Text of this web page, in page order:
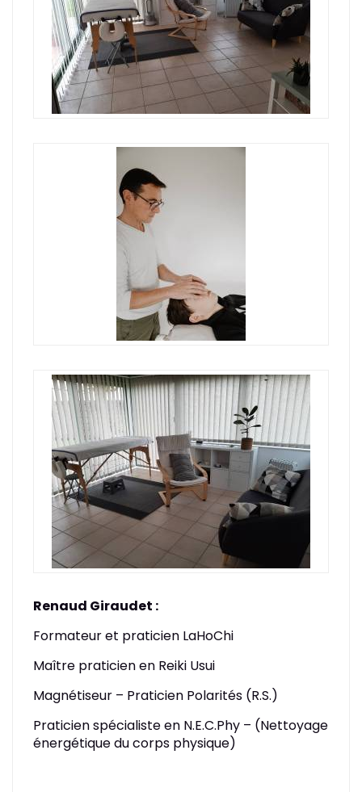
Renaud Giraudet :
Formateur et praticien LaHoChi
Maître praticien en Reiki Usui
Magnétiseur – Praticien Polarités (R.S.)
Praticien spécialiste en N.E.C.Phy – (Nettoyage
énergétique du corps physique)